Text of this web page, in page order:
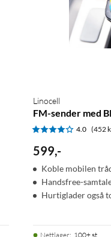
Linocell
FM-sender med
4.0 (452
599,-
Koble mobilen
Handsfree-
Hurtiglader også
Nettlager: 100+ st